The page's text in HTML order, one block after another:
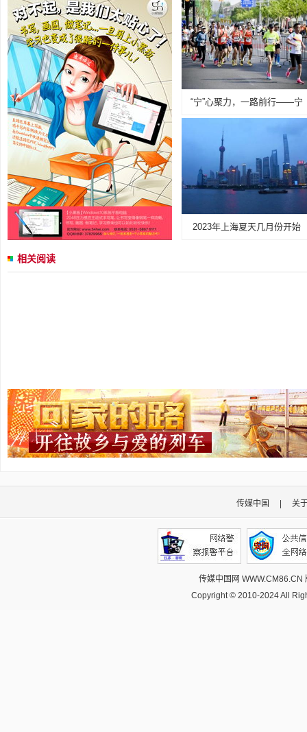
“宁”心聚力，一路前行——宁
2023年上海夏天几月份开始
相关阅读
传媒中国 关
传媒中国网
Copyright © 2010-2024 All